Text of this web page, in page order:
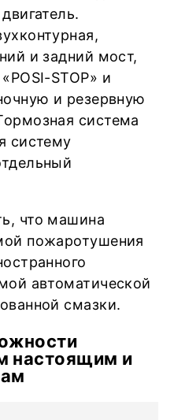
и задний мост,
STOP» и
и резервную
система
систему
что машина
пожаротушения
автоматической
смазки.
настоящим и